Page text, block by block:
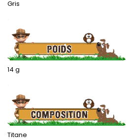
Gris
.
14 g
.
Titane